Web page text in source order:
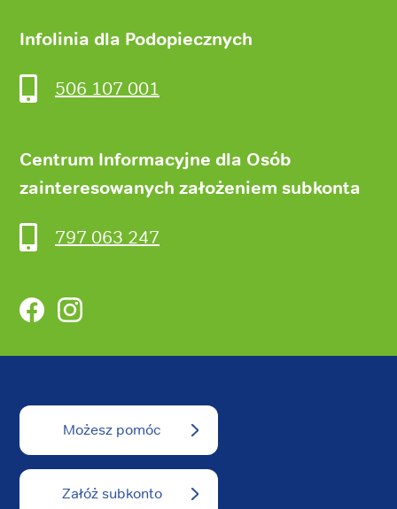
Infolinia dla Podopiecznych
506 107 001
Centrum Informacyjne dla Osób
zainteresowanych założeniem subkonta
797 063 247
FacebookInstagram
Możesz pomóc
Załóż subkonto